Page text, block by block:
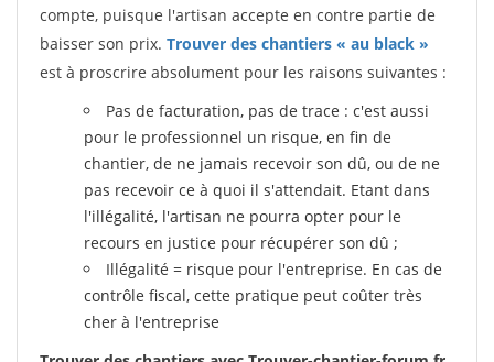
compte, puisque l'artisan accepte en contre partie de
baisser son prix. Trouver des chantiers « au black »
est à proscrire absolument pour les raisons suivantes :
Pas de facturation, pas de trace : c'est aussi
pour le professionnel un risque, en fin de
chantier, de ne jamais recevoir son dû, ou de ne
pas recevoir ce à quoi il s'attendait. Etant dans
l'illégalité, l'artisan ne pourra opter pour le
recours en justice pour récupérer son dû ;
Illégalité = risque pour l'entreprise. En cas de
contrôle fiscal, cette pratique peut coûter très
cher à l'entreprise